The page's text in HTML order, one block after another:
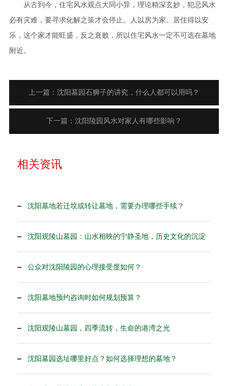
从古到今，住宅风水观点大同小异，理论精深玄妙，犯忌风水
必有灾难，要寻求化解之策才会停止。人以房为家。居住得以安
乐，这个家才能旺盛，反之衰败，所以住宅风水一定不可选在墓地
附近。
上一篇：沈阳墓园石狮子的讲究，什么人都可以用吗？
下一篇：沈阳陵园风水对家人有哪些影响？
相关资讯
沈阳墓地若迁坟或转让墓地，需要办理哪些手续？
沈阳观陵山墓园：山水相映的宁静圣地，历史文化的沉淀
公众对沈阳陵园的心理接受度如何？
沈阳墓地预约咨询时如何规划预算？
沈阳观陵山墓园，四季流转，生命的港湾之光
沈阳墓园选址哪里好点？如何选择理想的墓地？